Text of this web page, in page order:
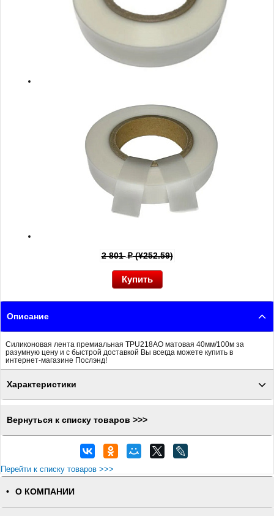
2 801p(¥252.59)
Описание
Силиконовая лента премиальная TPU218AO матовая 40мм/100м за
разумную цену и с быстрой доставкой Вы всегда можете купить в
интернет-магазине Послэнд!
Характеристики
Вернуться к списку товаров >>>
Перейти к списку товаров >>>
О КОМПАНИИ